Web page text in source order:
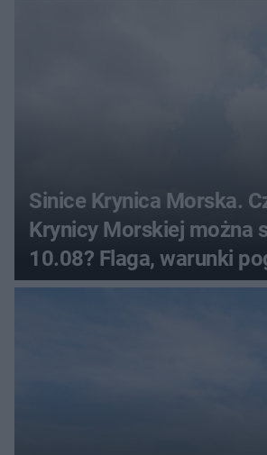
Sinice Krynica Morska.
Krynicy Morskiej można
10.08? Flaga, warunki